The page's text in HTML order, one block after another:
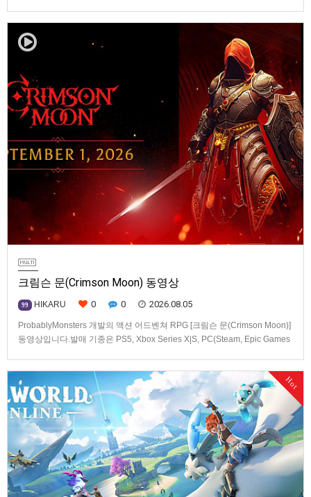
크림슨 문(Crimson Moon) 동영상
99 HIKARU 0 0 2026.08.05
ProbablyMonsters 개발의 액션 어드벤쳐 RPG [크림슨 문(Crimson Moon)]
동영상입니다.발매 기종은 PS5, Xbox Series X|S, PC(Steam, Epic Games
Hot